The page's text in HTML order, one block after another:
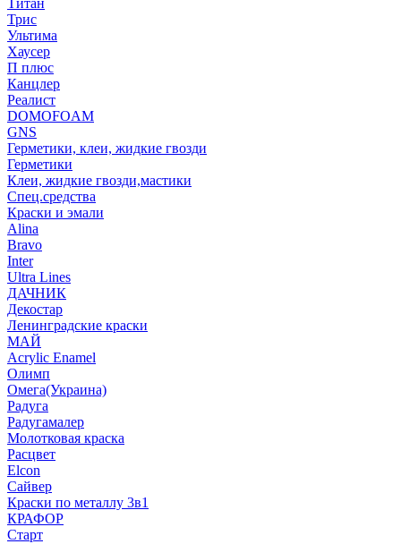
Титан
Трис
Ультима
Хаусер
П плюс
Канцлер
Реалист
DOMOFOAM
GNS
Герметики, клеи, жидкие гвозди
Герметики
Клеи, жидкие гвозди,мастики
Спец.средства
Краски и эмали
Alina
Bravo
Inter
Ultra Lines
ДАЧНИК
Декостар
Ленинградские краски
МАЙ
Acrylic Enamel
Олимп
Омега(Украина)
Радуга
Радугамалер
Молотковая краска
Расцвет
Elcon
Сайвер
Краски по металлу 3в1
КРАФОР
Старт